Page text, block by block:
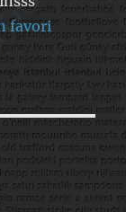
favori